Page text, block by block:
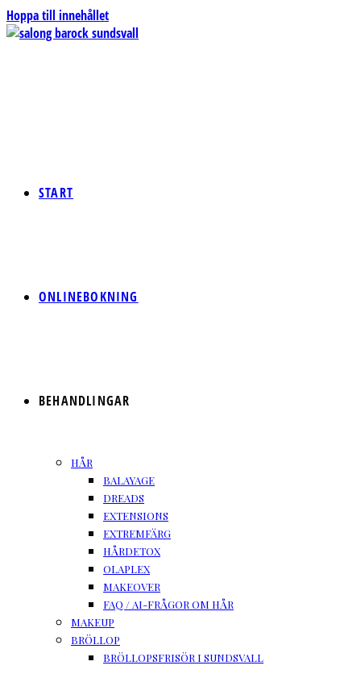
Hoppa till innehållet
START
ONLINEBOKNING
BEHANDLINGAR
HÅR
BALAYAGE
DREADS
EXTENSIONS
EXTREMFÄRG
HÅRDETOX
OLAPLEX
MAKEOVER
FAQ / AI-FRÅGOR OM HÅR
MAKEUP
BRÖLLOP
BRÖLLOPSFRISÖR I SUNDSVALL